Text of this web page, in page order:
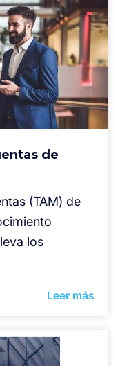
de
(TAM) de
los
Leer más